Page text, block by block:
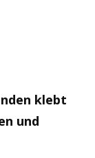
klebt
und